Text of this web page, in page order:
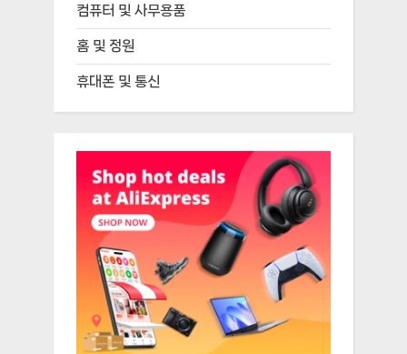
컴퓨터 및 사무용품
홈 및 정원
휴대폰 및 통신